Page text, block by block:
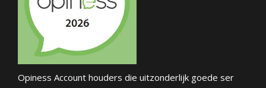
Opiness Account houders die uitzonderlijk goede ser